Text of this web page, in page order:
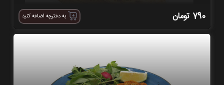
790 تومان به دفترچه اضافه کنید